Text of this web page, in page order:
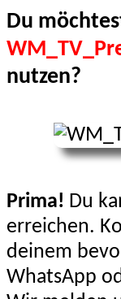
Du
nutzen?
Prima! Du
erreichen.
deinem
WhatsApp